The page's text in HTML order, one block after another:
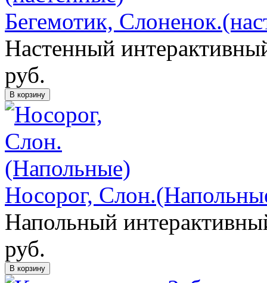
Бегемотик,
Настенный
руб.
В корзину
Носорог,
Напольный
руб.
В корзину